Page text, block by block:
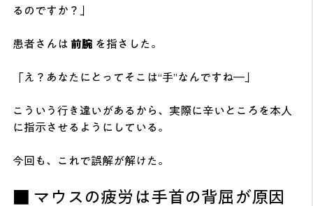
るのですか？」
患者さんは 前腕 を指さした。
「え？あなたにとってそこは“手”なんですね―」
こういう行き違いがあるから、実際に辛いところを本人
に指示させるようにしている。
今回も、これで誤解が解けた。
■ マウスの疲労は手首の背屈が原因